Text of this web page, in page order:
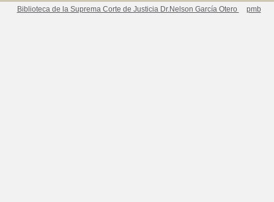
Biblioteca de la Suprema Corte de Justicia Dr.Nelson García Otero pmb